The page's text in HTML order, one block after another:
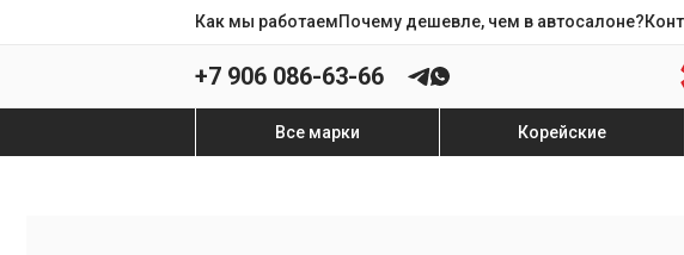
Как мы работаемПочему дешевле, чем в автосалоне?
+7 906 086-63-66
Все марки Корейские